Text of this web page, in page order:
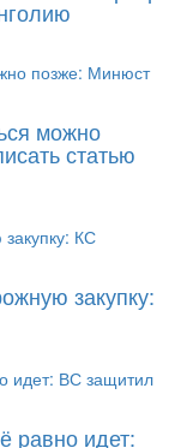
можно
статью
закупку:
идет: